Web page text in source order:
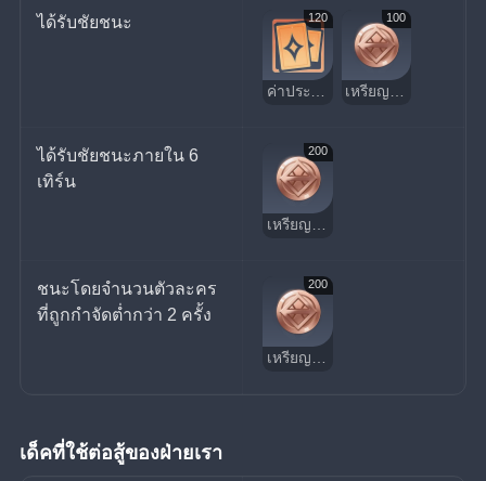
ได้รับชัยชนะ 120
ค่าประสบการณ์ผู้เล่น
100
เหรียญนําโชค
ได้รับชัยชนะภายใน 6
เทิร์น
200
เหรียญนําโชค
ชนะโดยจำนวนตัวละคร
ที่ถูกกำจัดต่ำกว่า 2 ครั้ง
200
เหรียญนําโชค
เด็คที่ใช้ต่อสู้ของฝ่ายเรา